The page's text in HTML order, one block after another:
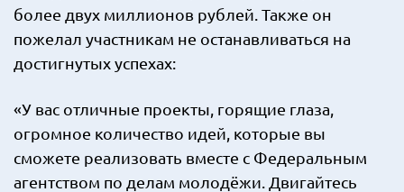
более двух миллионов рублей. Также он
пожелал участникам не останавливаться на
достигнутых успехах:
«У вас отличные проекты, горящие глаза,
огромное количество идей, которые вы
сможете реализовать вместе с Федеральным
агентством по делам молодёжи. Двигайтесь